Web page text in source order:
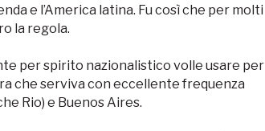
e l’America latina. Fu così che per molti
la regola.
per spirito nazionalistico volle usare per
che serviva con eccellente frequenza
Rio) e Buenos Aires.